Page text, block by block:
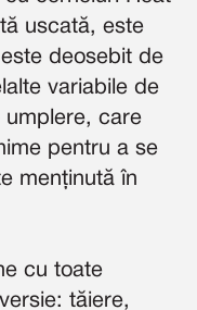
uscată, este
deosebit de
variabile de
umplere, care
pentru a se
menținută în
cu toate
tăiere,